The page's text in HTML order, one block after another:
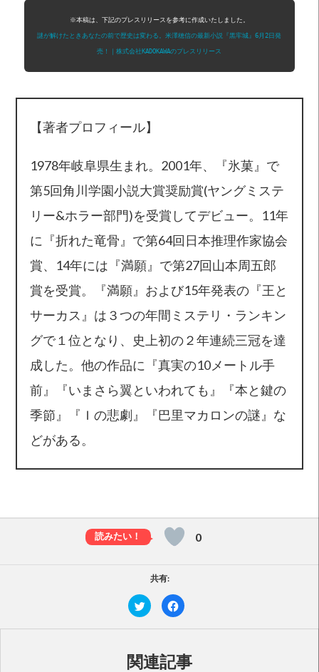
謎が解けたときあなたの前で歴史は変わる。米澤穂信の最新小説『黒牢城』6月2日発
売！｜株式会社KADOKAWAのプレスリリース
【著者プロフィール】
1978年岐阜県生まれ。2001年、『氷菓』で
第5回角川学園小説大賞奨励賞(ヤングミステ
リー&ホラー部門)を受賞してデビュー。11年
に『折れた竜骨』で第64回日本推理作家協会
賞、14年には『満願』で第27回山本周五郎
賞を受賞。『満願』および15年発表の『王と
サーカス』は３つの年間ミステリ・ランキン
グで１位となり、史上初の２年連続三冠を達
成した。他の作品に『真実の10メートル手
前』『いまさら翼といわれても』『本と鍵の
季節』『Ｉの悲劇』『巴里マカロンの謎』な
どがある。
0
共有:
ク
リ
ク
T
w
F
a
e
o
k
関連記事